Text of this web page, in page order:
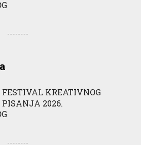
FESTIVAL KREATIVNOG
PISANJA 2026.